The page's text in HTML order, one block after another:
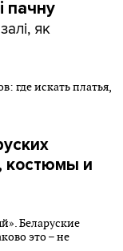
пачну
як
костюмы и